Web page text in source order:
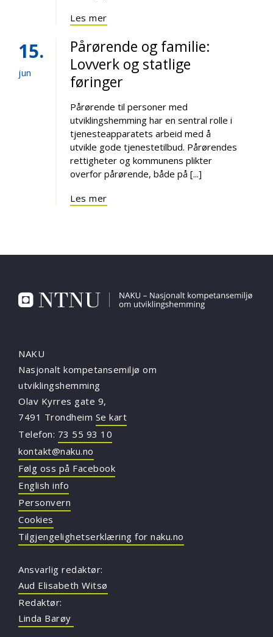
Les mer
15
jun
Pårørende og familie:
Lovverk og statlige
føringer
Pårørende til personer med
utviklingshemming har en sentral rolle i
tjenesteapparatets arbeid med å
utvikle gode tjenestetilbud. Pårørendes
rettigheter og kommunens plikter
overfor pårørende, både på [...]
Les mer
NAKU
Nasjonalt kompetansemiljø om
utviklingshemming
Olav Kyrres gate 9,
7491 Trondheim Se kart
Telefon: 73 55 93 10
kontakt@naku.no
Følg oss på Facebook
English info
Personvern
Cookies
Tilgjengelighetserklæring for naku.no
Ansvarlig redaktør:
Aud Elisabeth Witsø
Redaktør:
Linda Barøy